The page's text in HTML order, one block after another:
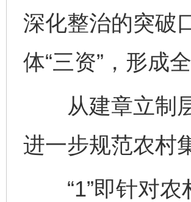
深化整治的突破
体“三资”，形成
从建章立制层
进一步规范农村
“1”即针对农